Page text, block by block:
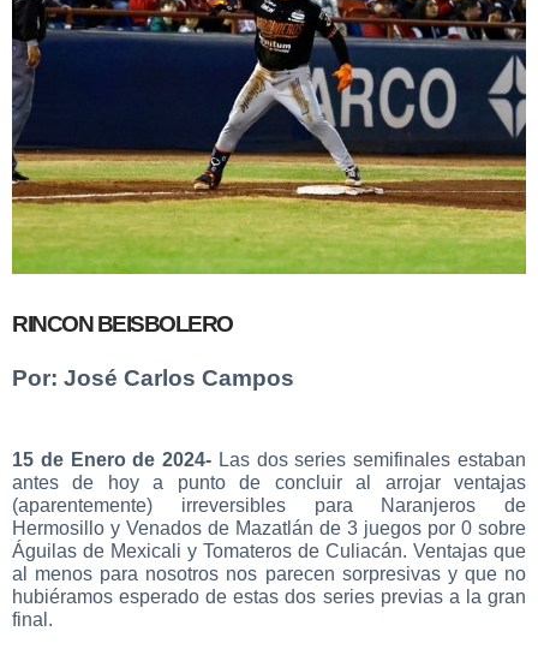
RINCON BEISBOLERO
Por: José Carlos Campos
15 de Enero de 2024- Las dos series semifinales estaban
antes de hoy a punto de concluir al arrojar ventajas
(aparentemente) irreversibles para Naranjeros de
Hermosillo y Venados de Mazatlán de 3 juegos por 0 sobre
Águilas de Mexicali y Tomateros de Culiacán. Ventajas que
al menos para nosotros nos parecen sorpresivas y que no
hubiéramos esperado de estas dos series previas a la gran
final.